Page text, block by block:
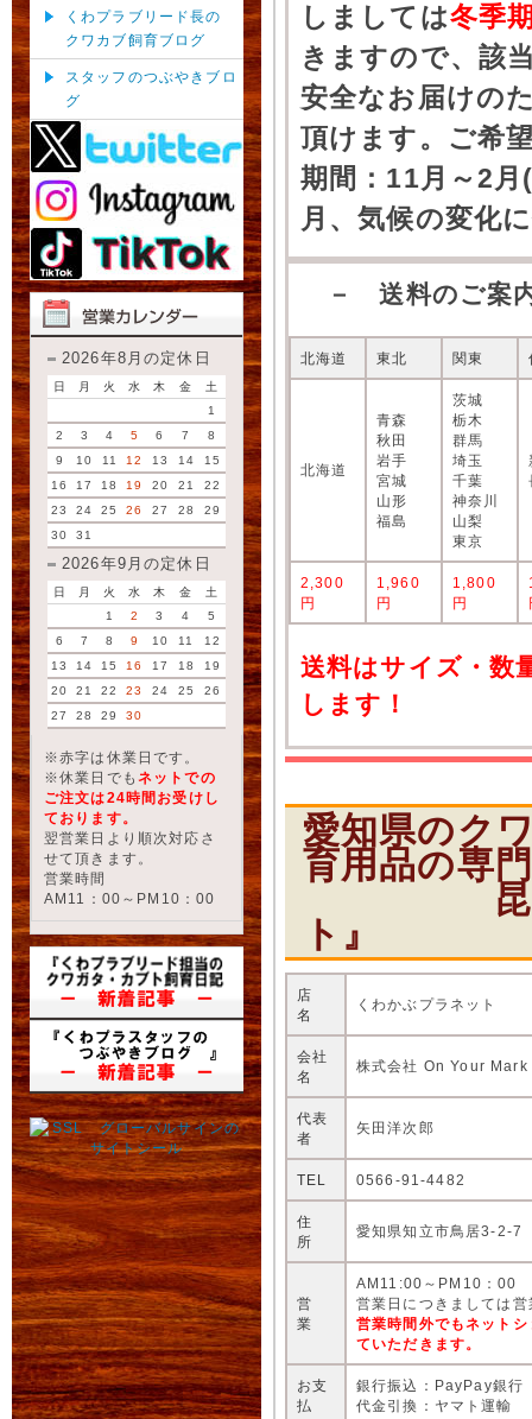
くわプラブリード長の
クワカブ飼育ブログ
スタッフのつぶやきブロ
グ
2026年8月の定休日
日 月 火 水 木 金
土
1
2
3 4 5 6 7
8
9
10 11 12 13 14
15
16
17 18 19 20 21
22
23
24 25 26 27 28
29
30
31
2026年9月の定休日
日 月 火 水 木 金
土
1
2 3 4
5
6
7 8 9 10 11
12
13
14 15 16 17 18
19
20
21 22 23 24 25
26
27
28 29 30
※赤字は休業日です。
※休業日でも ネットでの
ご注文は24時間お受けし
ております。
翌営業日より順次対応さ
せて頂きます。
営業時間
AM11：00～PM10：00
しましては冬季
きますので、該
安全なお届けの
頂けます。ご希
期間：11月～2
月、気候の変化
－ 送料のご案
北海道 東北 関東
北海道
青森
秋田
岩手
宮城
山形
福島
茨城
栃木
群馬
埼玉
千葉
神奈川
山梨
東京
2,300
円
1,960
円
1,800
円
送料はサイズ・数
します！
愛知県のク
育用品の専
昆虫シ
ト』
店
名
くわかぶプラネット
会社
名
株式会社 On Your Mark
代表
者
矢田洋次郎
TEL 0566-91-4482
住
所
愛知県知立市鳥居3-2-7
営
業
AM11:00～PM10：00
営業日につきましては
営業時間外でもネット
ていただきます。
お支
払
銀行振込：PayPay銀行
代金引換：ヤマト運輸